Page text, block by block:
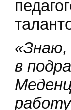
«Знаю,
в